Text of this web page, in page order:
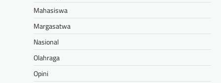
Mahasiswa
Margasatwa
Nasional
Olahraga
Opini